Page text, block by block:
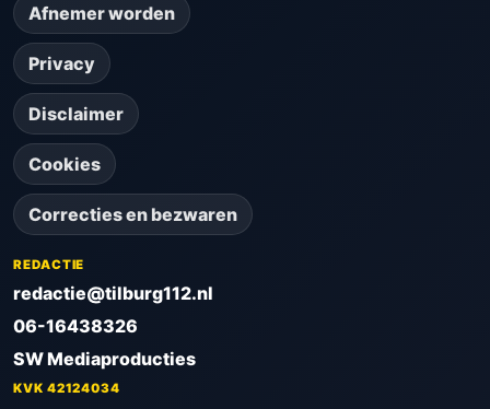
Afnemer worden
Privacy
Disclaimer
Cookies
Correcties en bezwaren
REDACTIE
redactie@tilburg112.nl
06-16438326
SW Mediaproducties
KVK 42124034